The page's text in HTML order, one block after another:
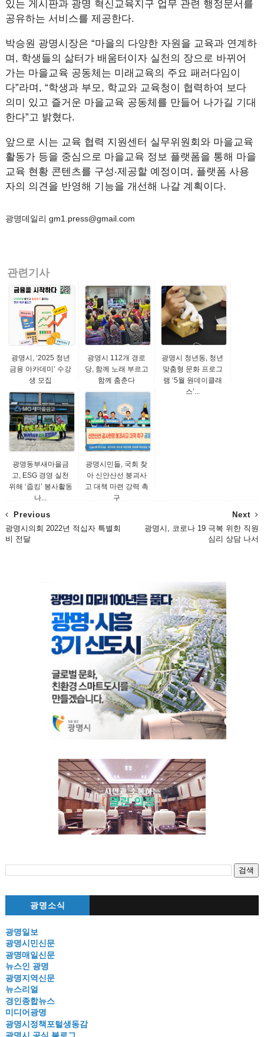
있는 게시판과 광명 혁신교육지구 업무 관련 행정문서를
공유하는 서비스를 제공한다.
박승원 광명시장은 “마을의 다양한 자원을 교육과 연계하
며, 학생들의 삶터가 배움터이자 실천의 장으로 바뀌어
가는 마을교육 공동체는 미래교육의 주요 패러다임이
다”라며, “학생과 부모, 학교와 교육청이 협력하여 보다
의미 있고 즐거운 마을교육 공동체를 만들어 나가길 기대
한다”고 밝혔다.
앞으로 시는 교육 협력 지원센터 실무위원회와 마을교육
활동가 등을 중심으로 마을교육 정보 플랫폼을 통해 마을
교육 현황 콘텐츠를 구성‧제공할 예정이며, 플랫폼 사용
자의 의견을 반영해 기능을 개선해 나갈 계획이다.
광명데일리 gm1.press@gmail.com
관련기사
광명시, ‘2025 청년
금융 아카데미’ 수강
생 모집
광명시 112개 경로
당, 함께 노래 부르고
함께 춤춘다
광명시 청년동, 청년
맞춤형 문화 프로그
램 ‘5월 원데이클래
스’...
광명동부새마을금
고, ESG 경영 실천
위해 ‘줍킹’ 봉사활동
나...
광명시민들, 국회 찾
아 신안산선 붕괴사
고 대책 마련 강력 촉
구
Next
광명시, 코로나 19 극복 위한 직원
심리 상담 나서
Previous
광명시의회 2022년 적십자 특별회
비 전달
광명소식
광명일보
광명시민신문
광명매일신문
뉴스인 광명
광명지역신문
뉴스리얼
경인종합뉴스
미디어광명
광명시정책포털생동감